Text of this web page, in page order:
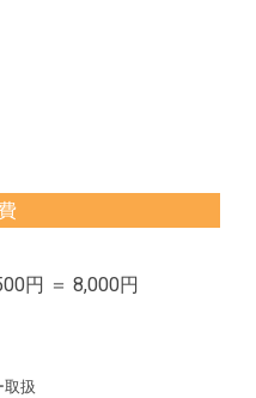
円 ＝ 8,000円
取扱